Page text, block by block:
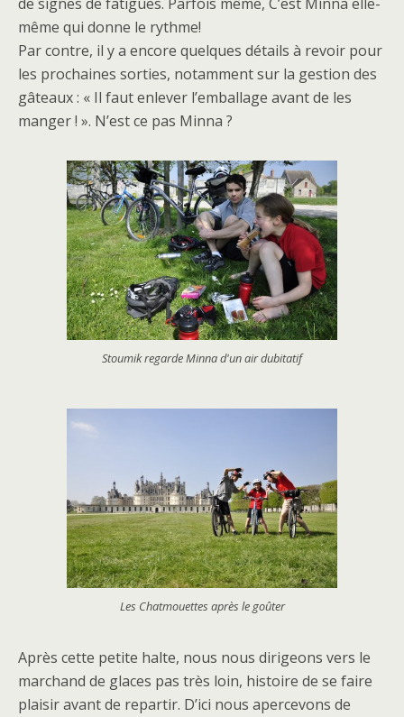
même qui donne le rythme!
Par contre, il y a encore quelques détails à revoir pour
les prochaines sorties, notamment sur la gestion des
gâteaux : « Il faut enlever l’emballage avant de les
manger ! ». N’est ce pas Minna ?
Stoumik regarde Minna d'un air dubitatif
Les Chatmouettes après le goûter
Après cette petite halte, nous nous dirigeons vers le
marchand de glaces pas très loin, histoire de se faire
plaisir avant de repartir. D’ici nous apercevons de